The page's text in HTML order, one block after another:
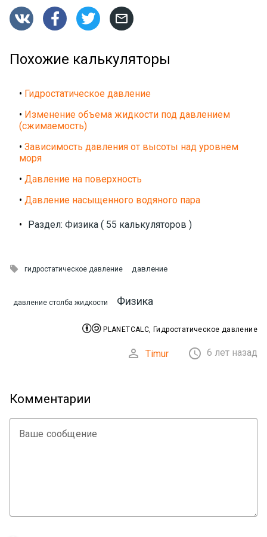
   
Похожие калькуляторы
• Гидростатическое давление
• Изменение объема жидкости под давлением
(сжимаемость)
• Зависимость давления от высоты над уровнем
моря
• Давление на поверхность
• Давление насыщенного водяного пара
• Раздел: Физика ( 55 калькуляторов )
 гидростатическое давление давление
давление столба жидкости Физика
PLANETCALC, Гидростатическое давление
 Timur  6 лет назад
Комментарии
Ваше сообщение